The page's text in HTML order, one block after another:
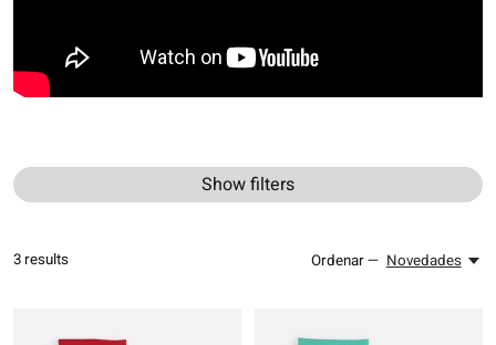
Show filters
3 results Ordenar — Novedades